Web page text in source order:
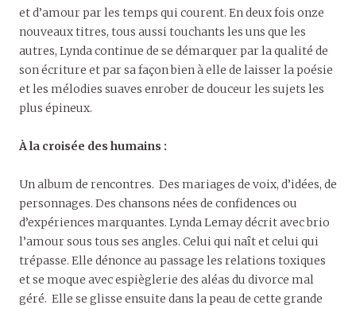
et d’amour par les temps qui courent. En deux fois onze
nouveaux titres, tous aussi touchants les uns que les
autres, Lynda continue de se démarquer par la qualité de
son écriture et par sa façon bien à elle de laisser la poésie
et les mélodies suaves enrober de douceur les sujets les
plus épineux.
À la croisée des humains :
Un album de rencontres. Des mariages de voix, d’idées, de
personnages. Des chansons nées de confidences ou
d’expériences marquantes. Lynda Lemay décrit avec brio
l’amour sous tous ses angles. Celui qui naît et celui qui
trépasse. Elle dénonce au passage les relations toxiques
et se moque avec espièglerie des aléas du divorce mal
géré. Elle se glisse ensuite dans la peau de cette grande